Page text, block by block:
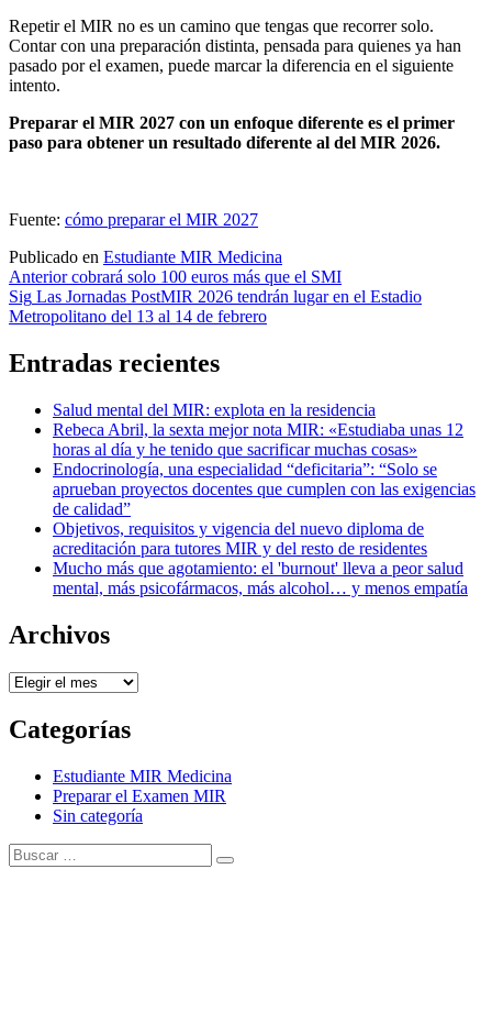
Repetir el MIR no es un camino que tengas que recorrer solo.
Contar con una preparación distinta, pensada para quienes ya han
pasado por el examen, puede marcar la diferencia en el siguiente
intento.
Preparar el MIR 2027 con un enfoque diferente es el primer
paso para obtener un resultado diferente al del MIR 2026.
Fuente: cómo preparar el MIR 2027
Publicado en Estudiante MIR Medicina
Navegación
de
Anterior cobrará solo 100 euros más que el SMI
Sig Las Jornadas PostMIR 2026 tendrán lugar en el Estadio
Metropolitano del 13 al 14 de febrero
Entradas recientes
Salud mental del MIR: explota en la residencia
Rebeca Abril, la sexta mejor nota MIR: «Estudiaba unas 12
horas al día y he tenido que sacrificar muchas cosas»
Endocrinología, una especialidad “deficitaria”: “Solo se
aprueban proyectos docentes que cumplen con las exigencias
de calidad”
Objetivos, requisitos y vigencia del nuevo diploma de
acreditación para tutores MIR y del resto de residentes
Mucho más que agotamiento: el 'burnout' lleva a peor salud
mental, más psicofármacos, más alcohol… y menos empatía
Archivos
Archivos
Categorías
Estudiante MIR Medicina
Preparar el Examen MIR
Sin categoría
Buscar:
Buscar